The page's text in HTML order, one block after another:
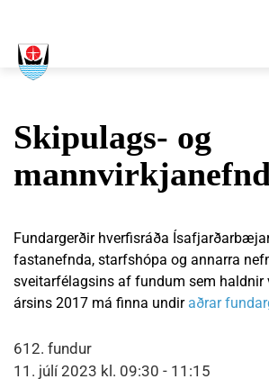
Skipulags- og
Fundargerðir hverfisráða
fastanefnda, starfshópa og annarra
sveitarfélagsins af fundum sem haldnir
ársins 2017 má finna undir aðrar
612. fundur
11. júlí 2023 kl. 09:30 - 11:15